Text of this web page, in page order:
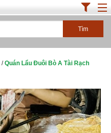
/Quán Lẩu Đuôi Bò A Tài Rạch